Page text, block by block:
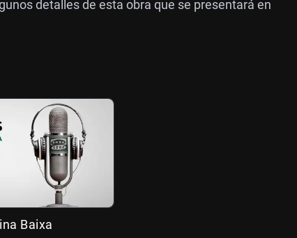
detalles de esta obra que se presentará en
Baixa